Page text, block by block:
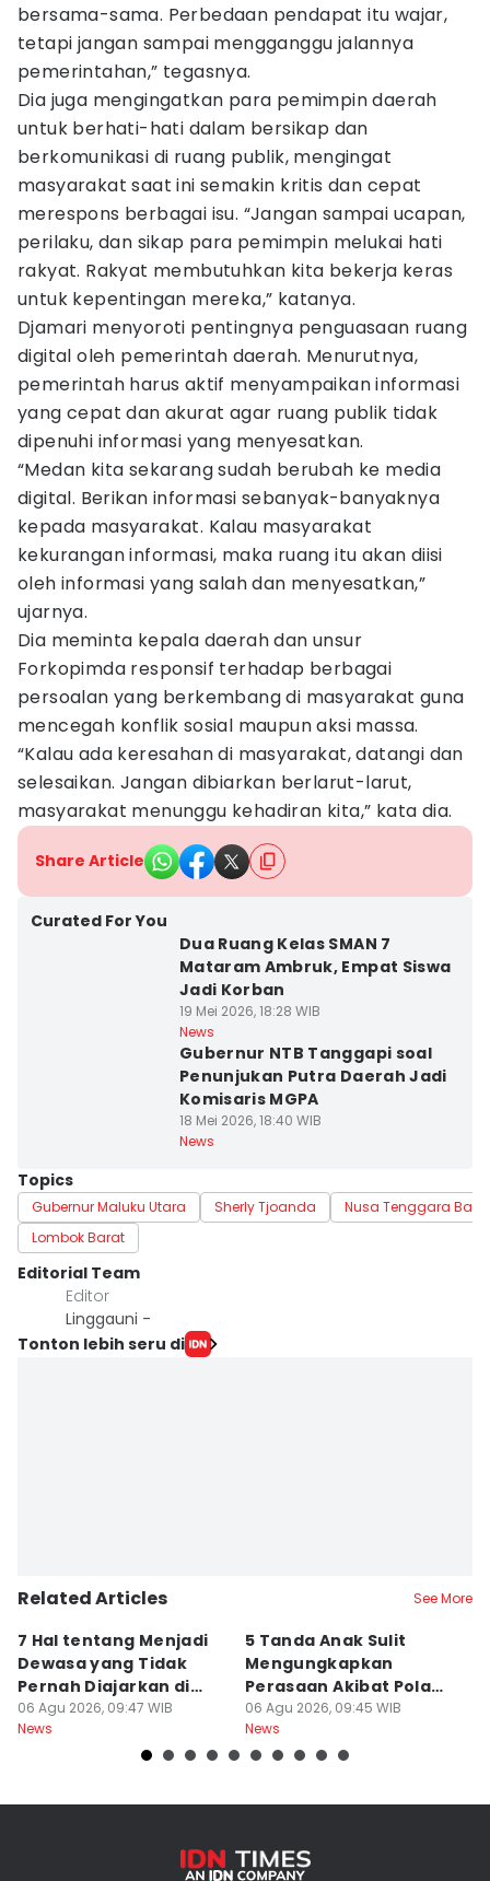
bersama-sama. Perbedaan pendapat itu wajar,
tetapi jangan sampai mengganggu jalannya
pemerintahan,” tegasnya.
Dia juga mengingatkan para pemimpin daerah
untuk berhati-hati dalam bersikap dan
berkomunikasi di ruang publik, mengingat
masyarakat saat ini semakin kritis dan cepat
merespons berbagai isu. “Jangan sampai ucapan,
perilaku, dan sikap para pemimpin melukai hati
rakyat. Rakyat membutuhkan kita bekerja keras
untuk kepentingan mereka,” katanya.
Djamari menyoroti pentingnya penguasaan ruang
digital oleh pemerintah daerah. Menurutnya,
pemerintah harus aktif menyampaikan informasi
yang cepat dan akurat agar ruang publik tidak
dipenuhi informasi yang menyesatkan.
“Medan kita sekarang sudah berubah ke media
digital. Berikan informasi sebanyak-banyaknya
kepada masyarakat. Kalau masyarakat
kekurangan informasi, maka ruang itu akan diisi
oleh informasi yang salah dan menyesatkan,”
ujarnya.
Dia meminta kepala daerah dan unsur
Forkopimda responsif terhadap berbagai
persoalan yang berkembang di masyarakat guna
mencegah konflik sosial maupun aksi massa.
“Kalau ada keresahan di masyarakat, datangi dan
selesaikan. Jangan dibiarkan berlarut-larut,
masyarakat menunggu kehadiran kita,” kata dia.
Share Article
Curated For You
Dua Ruang Kelas SMAN 7
Mataram Ambruk, Empat Siswa
Jadi Korban
19 Mei 2026, 18:28 WIB
News
Gubernur NTB Tanggapi soal
Penunjukan Putra Daerah Jadi
Komisaris MGPA
18 Mei 2026, 18:40 WIB
News
Topics
Gubernur Maluku Utara Sherly Tjoanda
Nusa Tenggara Barat
Lombok Barat
Editorial Team
Editor
Linggauni -
Tonton lebih seru di
Related Articles See More
7 Hal tentang Menjadi
Dewasa yang Tidak
Pernah Diajarkan di
Sekolah
06 Agu 2026, 09:47 WIB
News
5 Tanda Anak Sulit
Mengungkapkan
Perasaan Akibat Pola
Asuh Orangtua
06 Agu 2026, 09:45 WIB
News